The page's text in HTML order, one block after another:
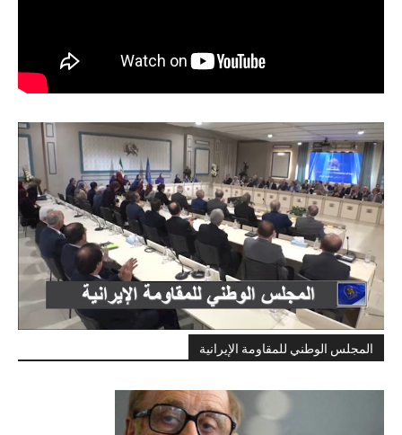
المجلس الوطني للمقاومة الإيرانية